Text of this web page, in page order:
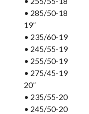
• 285/50-18
19”
• 235/60-19
• 245/55-19
• 255/50-19
• 275/45-19
20”
• 235/55-20
• 245/50-20